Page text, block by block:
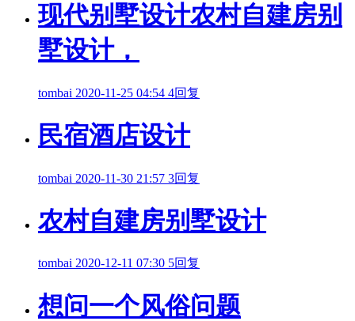
现代别墅设计农村自建房别
墅设计，
tombai 2020-11-25 04:54 4回复
民宿酒店设计
tombai 2020-11-30 21:57 3回复
农村自建房别墅设计
tombai 2020-12-11 07:30 5回复
想问一个风俗问题